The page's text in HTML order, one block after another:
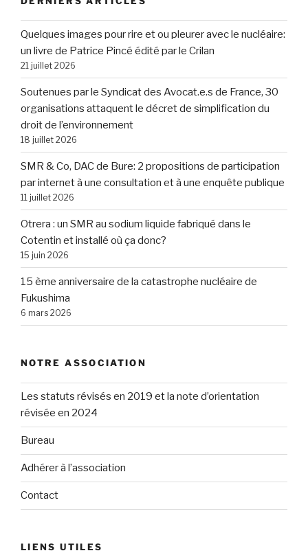
Quelques images pour rire et ou pleurer avec le nucléaire:
un livre de Patrice Pincé édité par le Crilan
21 juillet 2026
Soutenues par le Syndicat des Avocat.e.s de France, 30
organisations attaquent le décret de simplification du
droit de l’environnement
18 juillet 2026
SMR & Co, DAC de Bure: 2 propositions de participation
par internet à une consultation et à une enquête publique
11 juillet 2026
Otrera : un SMR au sodium liquide fabriqué dans le
Cotentin et installé où ça donc?
15 juin 2026
15 ème anniversaire de la catastrophe nucléaire de
Fukushima
6 mars 2026
NOTRE ASSOCIATION
Les statuts révisés en 2019 et la note d’orientation
révisée en 2024
Bureau
Adhérer à l’association
Contact
LIENS UTILES